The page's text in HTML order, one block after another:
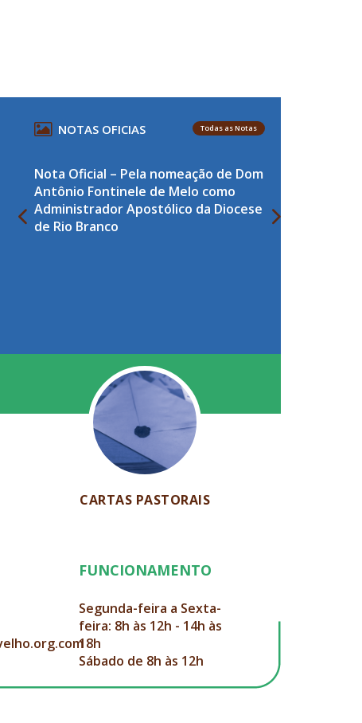
NOTAS OFICIAS Todas as Notas
Nota Oficial – Pela nomeação de Dom
Antônio Fontinele de Melo como
Administrador Apostólico da Diocese
de Rio Branco
CARTAS PASTORAIS
FUNCIONAMENTO
Segunda-feira a Sexta-
feira: 8h às 12h - 14h às
18h
Sábado de 8h às 12h